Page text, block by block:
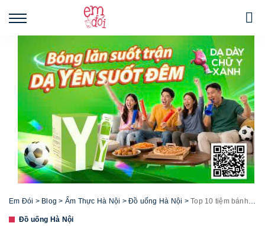
Em Đói > Blog > Ẩm Thực Hà Nội > Đồ uống Hà Nội >Top 10 tiệm bánh cheese cake ở Hà Nội nhất định phải thử một lần
Đồ uống Hà Nội